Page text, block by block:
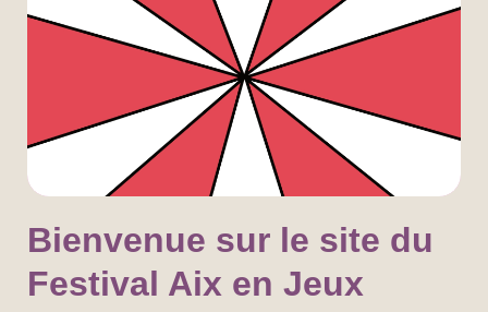
Bienvenue sur le site du
Festival Aix en Jeux